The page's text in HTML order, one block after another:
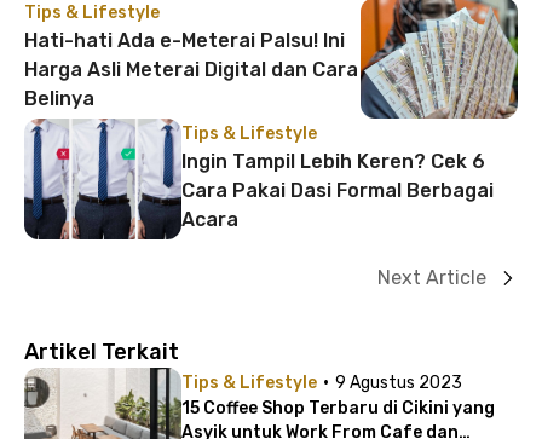
Tips & Lifestyle
Hati-hati Ada e-Meterai Palsu! Ini
Harga Asli Meterai Digital dan Cara
Belinya
Tips & Lifestyle
Ingin Tampil Lebih Keren? Cek 6
Cara Pakai Dasi Formal Berbagai
Acara
Next Article
Artikel Terkait
Tips & Lifestyle · 9 Agustus 2023
15 Coffee Shop Terbaru di Cikini yang
Asyik untuk Work From Cafe dan